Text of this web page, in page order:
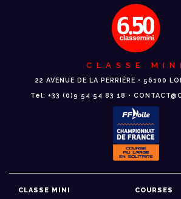
CLASSE MINI
22 AVENUE DE LA PERRIÈRE • 56100
Tél: +33 (0)9 54 54 83 18 •
CLASSE MINI
COURSES